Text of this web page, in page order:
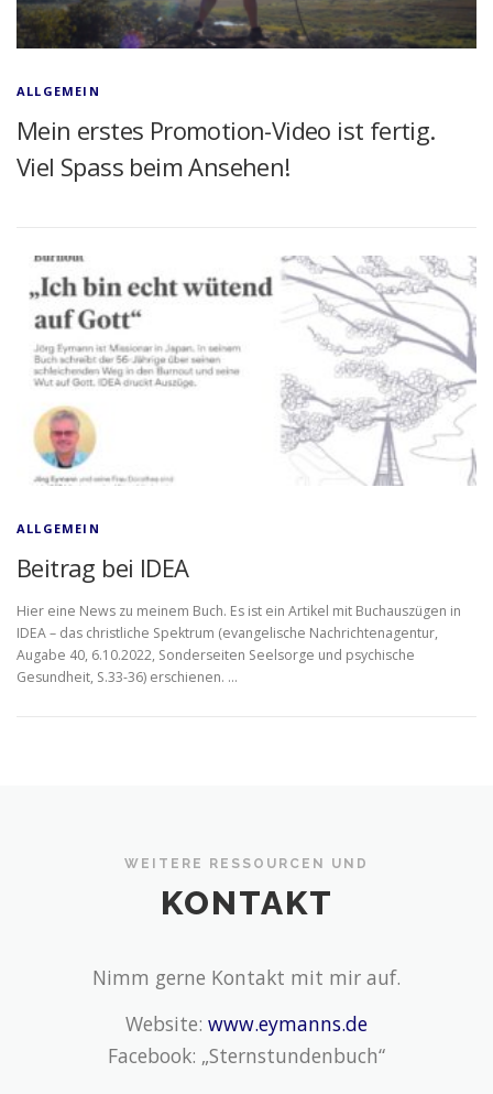
ALLGEMEIN
Mein erstes Promotion-Video ist fertig.
Viel Spass beim Ansehen!
ALLGEMEIN
Beitrag bei IDEA
Hier eine News zu meinem Buch. Es ist ein Artikel mit Buchauszügen in
IDEA – das christliche Spektrum (evangelische Nachrichtenagentur,
Augabe 40, 6.10.2022, Sonderseiten Seelsorge und psychische
Gesundheit, S.33-36) erschienen. …
WEITERE RESSOURCEN UND
KONTAKT
Nimm gerne Kontakt mit mir auf.
Website: www.eymanns.de
Facebook: „Sternstundenbuch“